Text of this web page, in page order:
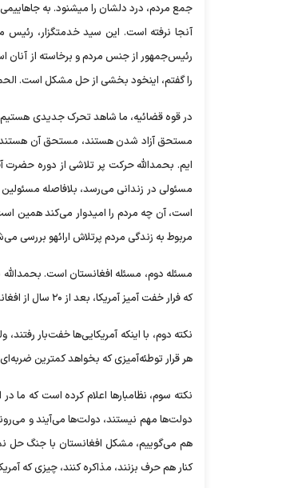
جمع مردم، درد دلشان را میشنود. به
آنجا نرفته است. این سید خدمتگزار،
رئیس‌جمهور از جنس مردم و برخاسته از
را گفتم، اینخود بخشی از حل مشکل است.
مستحق آزاد شدن هستند، مستحق آن هستند
ایم. بحمدالله حرکت پر تلاشی از دوره
مسئولی در زندانی می‌رسد، بلافاصله
است، آن چه مردم را امیدوار می‌کند همین
مربوط به زندگی مردم پرتلاش ارائهو
مسئله دوم، مسئله افغانستان است.
که فرار خفت آمیز آمریکا، بعد از ۲۰ سال از افغانستان، لکه ننگ و شکستی برای دولت آمریکا بود.
نکته دوم، با اینکه آمریکایی‌ها خفت‌بار
هر قرار توطئه‌آمیزی که بخواهد کمترین ضربه‌ای به نظام اسلامی بزند، تجربه ۴۲ ساله
نکته سوم، نظامبار‌ها اعلام کرده است که
دولت‌ها مهم نیستند، دولت‌ها می‌آیند و
هم می‌گوییم، مشکل افغانستان با جنگ حل
کنار هم حرف بزنند، مذاکره کنند، چیزی که